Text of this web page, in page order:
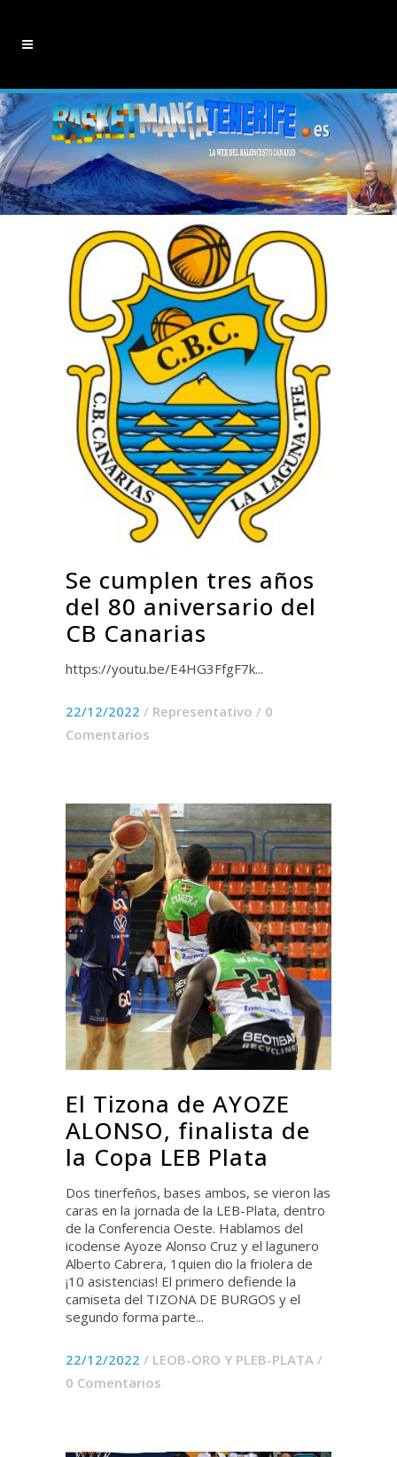
Se cumplen tres años
del 80 aniversario del
CB Canarias
https://youtu.be/E4HG3FfgF7k...
22/12/2022 / Representativo / 0
Comentarios
El Tizona de AYOZE
ALONSO, finalista de
la Copa LEB Plata
Dos tinerfeños, bases ambos, se vieron las
caras en la jornada de la LEB-Plata, dentro
de la Conferencia Oeste. Hablamos del
icodense Ayoze Alonso Cruz y el lagunero
Alberto Cabrera, 1quien dio la friolera de
¡10 asistencias! El primero defiende la
camiseta del TIZONA DE BURGOS y el
segundo forma parte...
22/12/2022 / LEOB-ORO Y PLEB-PLATA /
0 Comentarios